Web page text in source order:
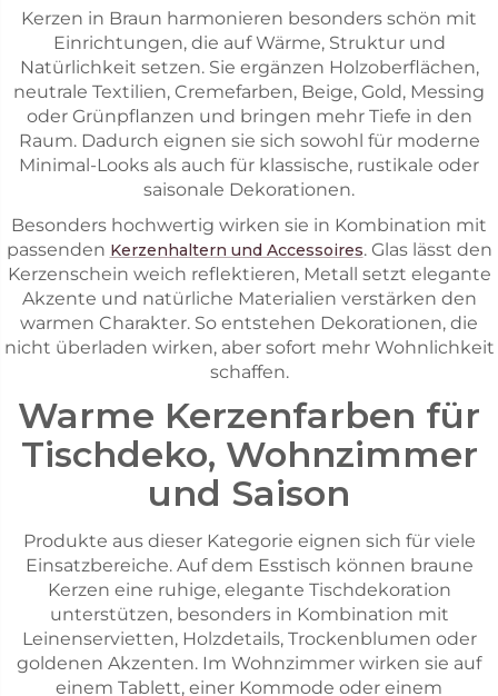
Kerzen in Braun harmonieren besonders schön mit
Einrichtungen, die auf Wärme, Struktur und
Natürlichkeit setzen. Sie ergänzen Holzoberflächen,
neutrale Textilien, Cremefarben, Beige, Gold, Messing
oder Grünpflanzen und bringen mehr Tiefe in den
Raum. Dadurch eignen sie sich sowohl für moderne
Minimal-Looks als auch für klassische, rustikale oder
saisonale Dekorationen.
Besonders hochwertig wirken sie in Kombination mit
passenden Kerzenhaltern und Accessoires. Glas lässt den
Kerzenschein weich reflektieren, Metall setzt elegante
Akzente und natürliche Materialien verstärken den
warmen Charakter. So entstehen Dekorationen, die
nicht überladen wirken, aber sofort mehr Wohnlichkeit
schaffen.
Warme Kerzenfarben für
Tischdeko, Wohnzimmer
und Saison
Produkte aus dieser Kategorie eignen sich für viele
Einsatzbereiche. Auf dem Esstisch können braune
Kerzen eine ruhige, elegante Tischdekoration
unterstützen, besonders in Kombination mit
Leinenservietten, Holzdetails, Trockenblumen oder
goldenen Akzenten. Im Wohnzimmer wirken sie auf
einem Tablett, einer Kommode oder einem